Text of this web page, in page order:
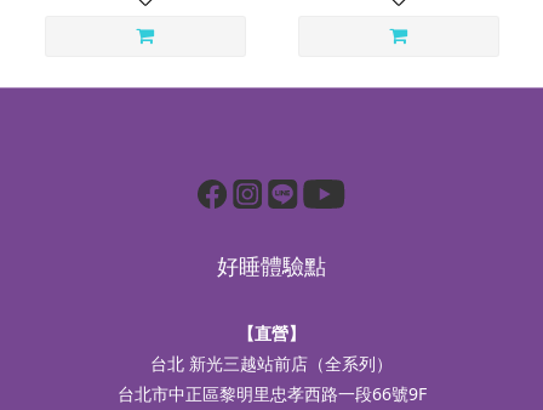
好睡體驗點
【直營】
台北 新光三越站前店（全系列）
台北市中正區黎明里忠孝西路一段66號9F